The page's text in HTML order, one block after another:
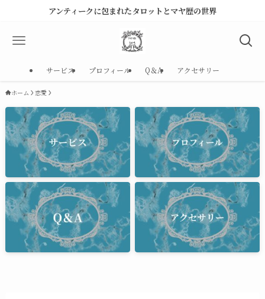
アンティークに包まれたタロットとマヤ歴の世界
サービス プロフィール Q＆A アクセサリー
ホーム 恋愛